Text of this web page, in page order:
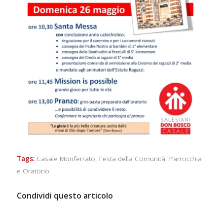
Tags: Casale Monferrato, Festa della Comunità, Parrocchia
e Oratorio
Condividi questo articolo